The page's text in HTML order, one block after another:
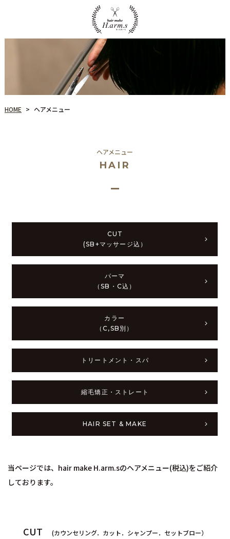
HOME > ヘアメニュー
ヘアメニュー
HAIR
CUT
​​​​​​​(SB+マッサージ込）
パーマ
​​​​​​​​​​​​​（SB・C込）
カラー
​​​​​​​（C,SB別）
トリートメント・スパ
縮毛矯正・ストレート
HAIR SET & MAKE
当ページでは、hair make H.arm.sのヘアメニュー(税込)をご紹介
しております。
CUT (カウンセリング．カット．シャンプー．セットブロー）